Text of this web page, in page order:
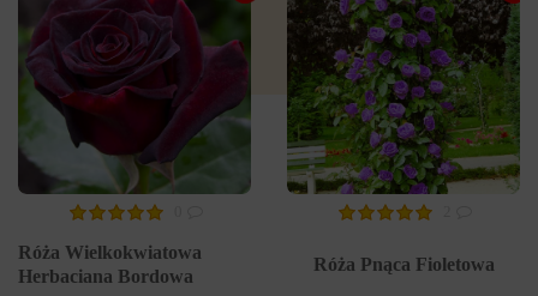
Róża Wielkokwiatowa
Herbaciana Bordowa
Róża Pnąca Fioletowa